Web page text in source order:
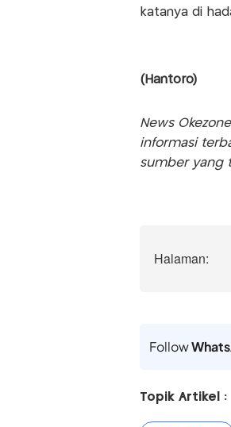
katanya di
(Hantoro)
News
informasi
sumber yang
Halaman:
Follow
Topik Artikel :